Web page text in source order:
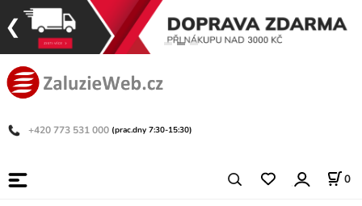
+420 773 531 000 (prac.dny 7:30-15:30)
0